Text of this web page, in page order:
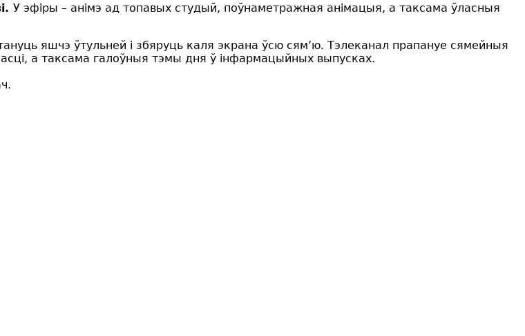
У эфіры – анімэ ад топавых студый, поўнаметражная анімацыя, а таксама ўласныя
яшчэ ўтульней і збяруць каля экрана ўсю сям’ю. Тэлеканал прапануе сямейныя
а таксама галоўныя тэмы дня ў інфармацыйных выпусках.